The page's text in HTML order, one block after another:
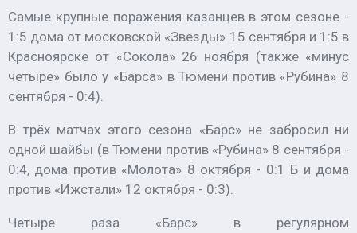
Самые крупные поражения казанцев в этом сезоне -
1:5 дома от московской «Звезды» 15 сентября и 1:5 в
Красноярске от «Сокола» 26 ноября (также «минус
четыре» было у «Барса» в Тюмени против «Рубина» 8
сентября - 0:4).
В трёх матчах этого сезона «Барс» не забросил ни
одной шайбы (в Тюмени против «Рубина» 8 сентября -
0:4, дома против «Молота» 8 октября - 0:1 Б и дома
против «Ижстали» 12 октября - 0:3).
Четыре раза «Барс» в регулярном